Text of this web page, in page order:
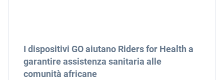
I dispositivi GO aiutano Riders for Health a
garantire assistenza sanitaria alle
comunità africane